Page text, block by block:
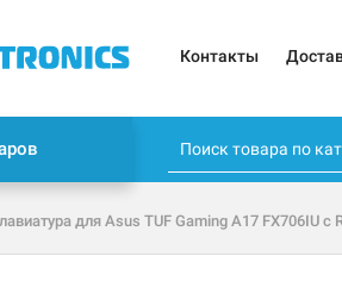
Контакты
для Asus TUF Gaming A17 FX706IU с